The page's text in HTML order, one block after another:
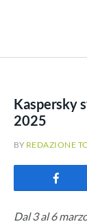
Kaspersky
2025
BY REDAZIONE
Dal 3 al 6